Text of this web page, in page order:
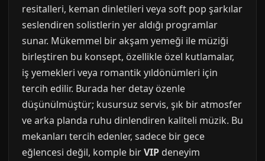
resitalleri, keman dinletileri veya soft pop şarkılar
seslendiren solistlerin yer aldığı programlar
sunar. Mükemmel bir akşam yemeği ile müziği
birleştiren bu konsept, özellikle özel kutlamalar,
iş yemekleri veya romantik yıldönümleri için
tercih edilir. Burada her detay özenle
düşünülmüştür; kusursuz servis, şık bir atmosfer
ve arka planda ruhu dinlendiren kaliteli müzik. Bu
mekanları tercih edenler, sadece bir gece
eğlencesi değil, komple birVIP deneyim